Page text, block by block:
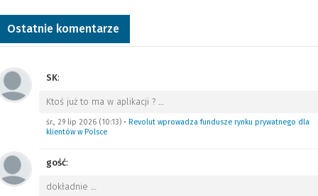
Ostatnie komentarze
SK:
Ktoś już to ma w aplikacji ? …
śr., 29 lip 2026 (10:13) • Revolut wprowadza fundusze rynku prywatnego dla
klientów w Polsce
gość:
dokładnie …